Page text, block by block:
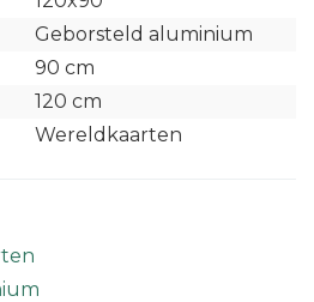
Geborsteld aluminium
90 cm
120 cm
Wereldkaarten